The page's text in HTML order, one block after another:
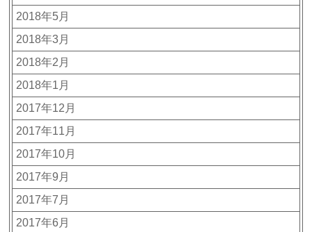
2018年5月
2018年3月
2018年2月
2018年1月
2017年12月
2017年11月
2017年10月
2017年9月
2017年7月
2017年6月